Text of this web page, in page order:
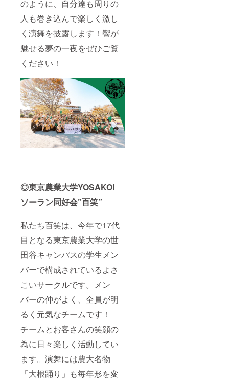
のように、自分達も周りの
人も巻き込んで楽しく激し
く演舞を披露します！響が
魅せる夢の一夜をぜひご覧
ください！
◎東京農業大学YOSAKOI
ソーラン同好会”百笑”
私たち百笑は、今年で17代
目となる東京農業大学の世
田谷キャンパスの学生メン
バーで構成されているよさ
こいサークルです。メン
バーの仲がよく、全員が明
るく元気なチームです！
チームとお客さんの笑顔の
為に日々楽しく活動してい
ます。演舞には農大名物
「大根踊り」も毎年形を変